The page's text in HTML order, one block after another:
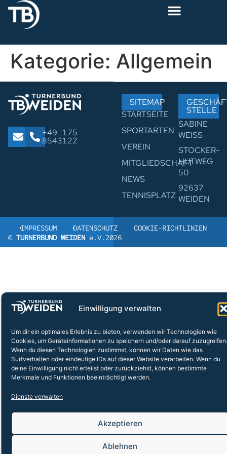
Einwilligung verwalten
Um dir ein optimales Erlebnis zu bieten, verwenden wir Technologien wie
Cookies, um Geräteinformationen zu speichern und/oder darauf zuzugreifen.
Wenn du diesen Technologien zustimmst, können wir Daten wie das
Surfverhalten oder eindeutige IDs auf dieser Website verarbeiten. Wenn du
deine Einwilligung nicht erteilst oder zurückziehst, können bestimmte
Merkmale und Funktionen beeinträchtigt werden.
Dienste verwalten
Akzeptieren
Ablehnen
Kategorie: Allgemein
+49 175
8543122
SITEMAP
STARTSEITE
SPORTARTEN
VEREIN
MITGLIEDSCHAFT
NEWS
TENNISPLATZ
STELLE
SABINE
WEISS
STOCKER­
HUT­WEG
50
92637
WEIDEN
© TURNERBUND WEIDEN e.V.2026
IMPRESSUM DATENSCHUTZ COOKIE-RICHTLINIEN